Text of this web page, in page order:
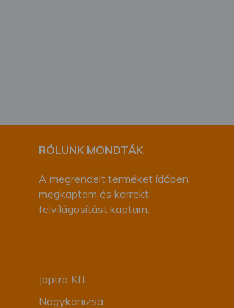
RÓLUNK MONDTÁK
A megrendelt terméket ídőben
megkaptam és korrekt
felvílágosítást kaptam.
Japtra Kft.
Nagykanizsa